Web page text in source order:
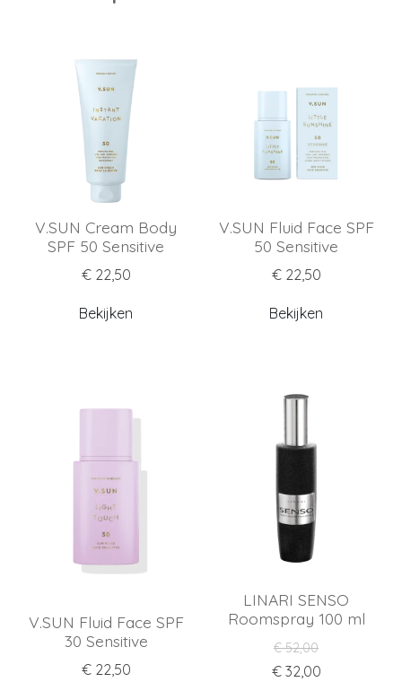
V.SUN Cream Body
SPF 50 Sensitive
€ 22,50
Bekijken
V.SUN Fluid Face SPF
50 Sensitive
€ 22,50
Bekijken
V.SUN Fluid Face SPF
30 Sensitive
€ 22,50
LINARI SENSO
Roomspray 100 ml
€ 52,00
€ 32,00